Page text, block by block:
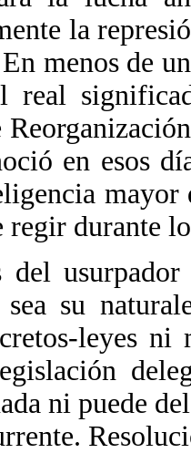
la
menos de
real
en esos
regir durante
del
su
leyes ni
ni puede